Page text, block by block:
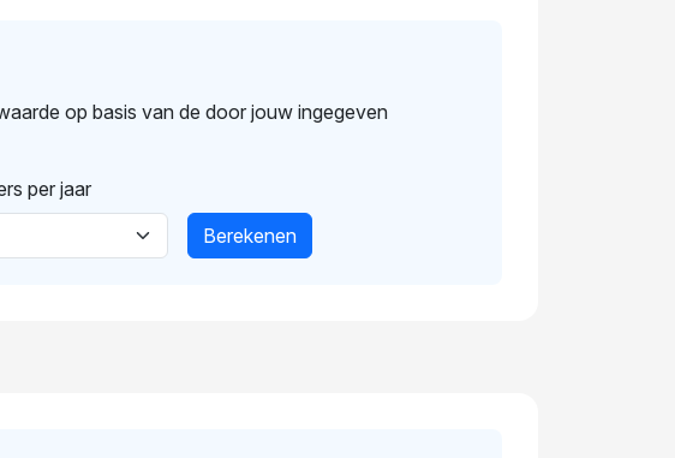
op basis van de door jouw ingegeven
per jaar
Berekenen